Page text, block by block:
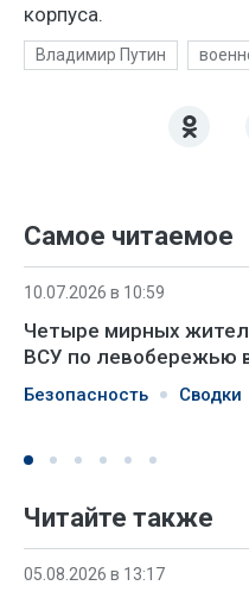
корпуса.
Владимир Путин
Самое читаемое
10.07.2026 в 10:59
Четыре мирных
ВСУ по левобережью
Безопасность Сводки
Читайте также
05.08.2026 в 13:17